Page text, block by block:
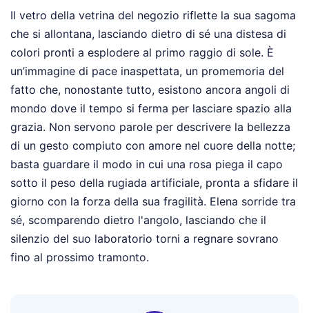
Il vetro della vetrina del negozio riflette la sua sagoma
che si allontana, lasciando dietro di sé una distesa di
colori pronti a esplodere al primo raggio di sole. È
un’immagine di pace inaspettata, un promemoria del
fatto che, nonostante tutto, esistono ancora angoli di
mondo dove il tempo si ferma per lasciare spazio alla
grazia. Non servono parole per descrivere la bellezza
di un gesto compiuto con amore nel cuore della notte;
basta guardare il modo in cui una rosa piega il capo
sotto il peso della rugiada artificiale, pronta a sfidare il
giorno con la forza della sua fragilità. Elena sorride tra
sé, scomparendo dietro l'angolo, lasciando che il
silenzio del suo laboratorio torni a regnare sovrano
fino al prossimo tramonto.